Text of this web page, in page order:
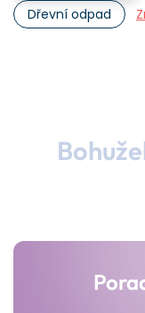
Dřevní odpad